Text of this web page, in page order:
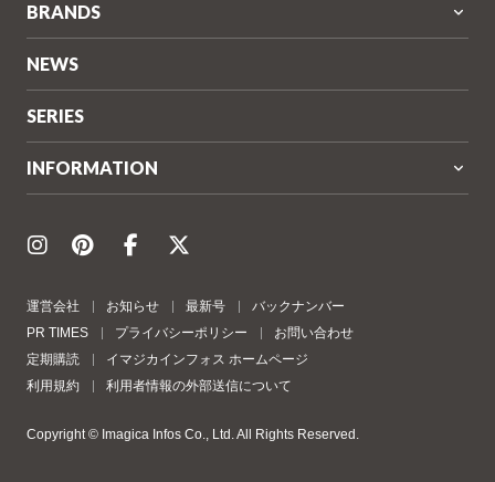
BRANDS
NEWS
SERIES
INFORMATION
運営会社 お知らせ 最新号
バックナンバー
PR TIMES
プライバシーポリシー
お問い合わせ
定期購読
イマジカインフォス ホームページ
利用規約
利用者情報の外部送信について
Copyright © Imagica Infos Co., Ltd. All Rights Reserved.